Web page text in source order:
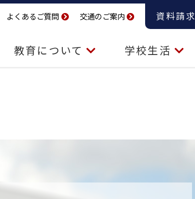
よくあるご質問 交通のご案内 資料請求
教育について 学校生活